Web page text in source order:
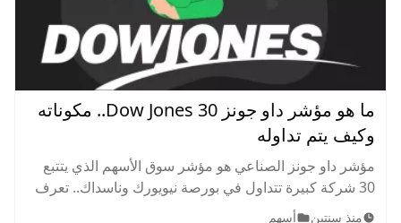
ما هو مؤشر داو جونز Dow Jones 30.. مكوناته
وكيف يتم تداوله
مؤشر داو جونز الصناعي هو مؤشر سوق الأسهم الذي يتتبع
30 شركة كبيرة تتداول في بورصة نيويورك وناسداك.. تعرف
عليه عن قرب ما توضيح للشركات المدرجة به والعوامل
منذ سنتين أسهم